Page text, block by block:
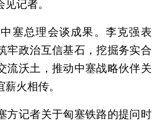
记者。
总理会谈成果。李克强表
牢政治互信基石，挖掘务实合
流沃土，推动中塞战略伙伴关
火相传。
记者关于匈塞铁路的提问时